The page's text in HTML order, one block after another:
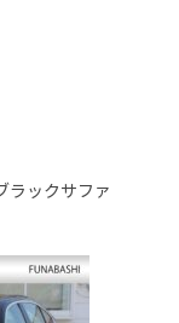
ックサファ